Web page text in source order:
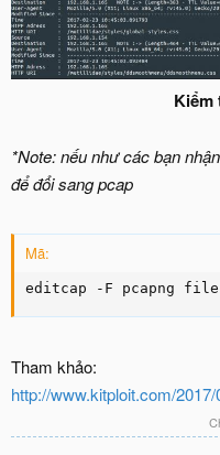
Kiểm
*Note: nếu như các bạn
để đổi sang pcap
Mã:
editcap -F pcapng
Tham khảo:
http://www.kitploit.com/